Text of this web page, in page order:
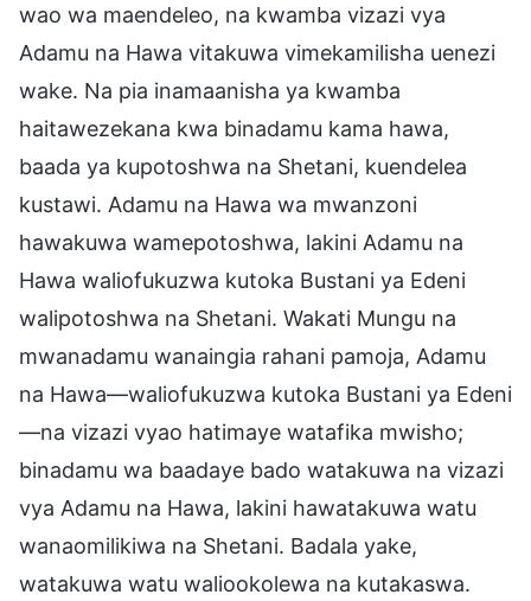
wao wa maendeleo, na kwamba vizazi vya
Adamu na Hawa vitakuwa vimekamilisha uenezi
wake. Na pia inamaanisha ya kwamba
haitawezekana kwa binadamu kama hawa,
baada ya kupotoshwa na Shetani, kuendelea
kustawi. Adamu na Hawa wa mwanzoni
hawakuwa wamepotoshwa, lakini Adamu na
Hawa waliofukuzwa kutoka Bustani ya Edeni
walipotoshwa na Shetani. Wakati Mungu na
mwanadamu wanaingia rahani pamoja, Adamu
na Hawa—waliofukuzwa kutoka Bustani ya Edeni
—na vizazi vyao hatimaye watafika mwisho;
binadamu wa baadaye bado watakuwa na vizazi
vya Adamu na Hawa, lakini hawatakuwa watu
wanaomilikiwa na Shetani. Badala yake,
watakuwa watu waliookolewa na kutakaswa.